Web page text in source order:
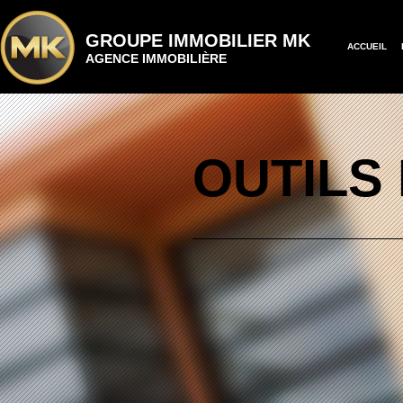
GROUPE IMMOBILIER MK
AGENCE IMMOBILIÈRE
ACCUEIL
OUTILS